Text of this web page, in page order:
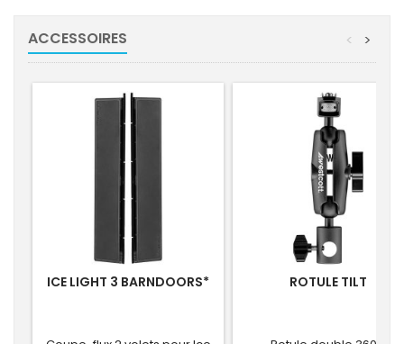
ACCESSOIRES >
<
ICE LIGHT 3 BARNDOORS* ROTULE TILT